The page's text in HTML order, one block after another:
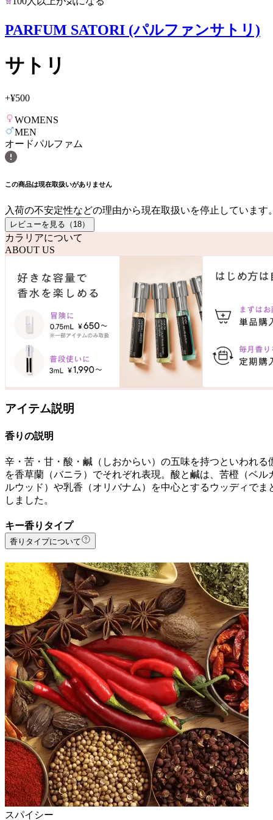
PARFUM SATORI (パルファンサトリ)
サトリ
+¥500
WOMENS
MEN
オードパルファム
この商品は現在取扱いがありません
入荷の不安定性などの理由から現在取扱いを停止しています
レビューを見る（ 18）
カラリアについて
ABOUT US
アイテム説明
香りの説明
辛・苦・甘・酸・鹹（しおからい）の五味を持つといわれ
を香草蘭（バニラ）でそれぞれ表現。酸と鹹は、苦橙（ベ
ルウッド）や乳香（オリバナム）を中心とするウッディで
しました。
キー香りタイプ
香りタイプについて
スパイシー